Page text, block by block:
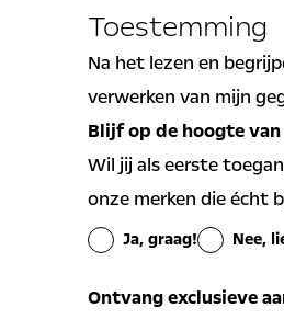
Tussenvoegsel
Achternaam bij geboorte
Ja
Naam maatschappij
Toestemming
Na het lezen en
verwerken van mijn
Blijf op de hoogte
Wil jij als eerste
onze merken die écht
Ja, graag! Nee,
Ontvang exclusieve